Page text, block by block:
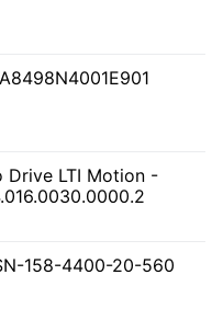
Drive LTI Motion -
158-4400-20-560